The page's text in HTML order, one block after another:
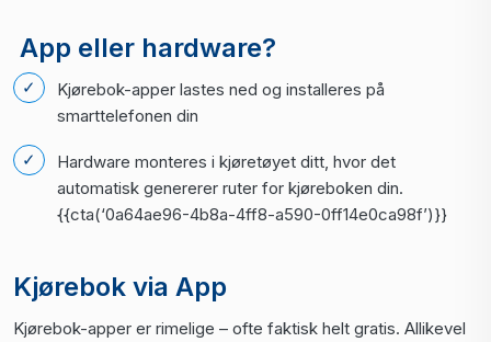
App eller hardware?
Kjørebok-apper lastes ned og installeres på
smarttelefonen din
Hardware monteres i kjøretøyet ditt, hvor det
automatisk genererer ruter for kjøreboken din.
{{cta(‘0a64ae96-4b8a-4ff8-a590-0ff14e0ca98f’)}}
Kjørebok via App
Kjørebok-apper er rimelige – ofte faktisk helt gratis. Allikevel